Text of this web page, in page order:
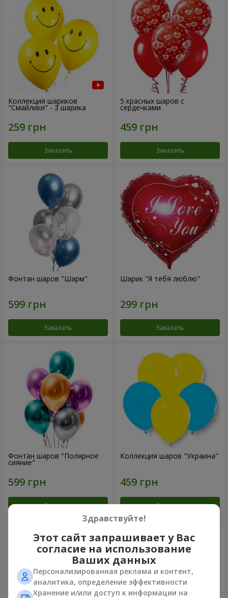
Коллекция шариков
"Смайлики" - 3 шарика
Заказать
5 красных шаров с
сердечками
Заказать
Фонтан шаров "Шарм"
Заказать
Шарик "Я тебя люблю"
Заказать
Фонтан шаров "Полярное
сияние"
Заказать
Коллекция шаров "Украина"
Заказать
Здравствуйте!
Этот сайт запрашивает у Вас
согласие на использование
Ваших данных
Персонализированная реклама и контент,
аналитика, определение эффективности
Хранение и/или доступ к информации на